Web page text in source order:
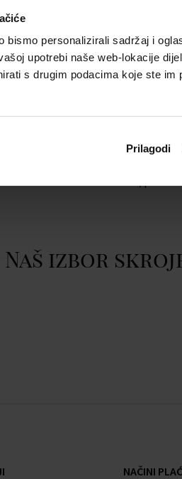
bismo personalizirali sadržaj i
upotrebi naše web-lokacije
s drugim podacima koje ste
Prilagodi
POJEDINOSTI
Brend: Montale
Naš izbor
NAČINI